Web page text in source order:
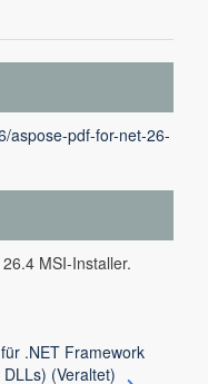
aspose-pdf-for-net-26-
MSI-Installer.
.NET Framework
(Veraltet)